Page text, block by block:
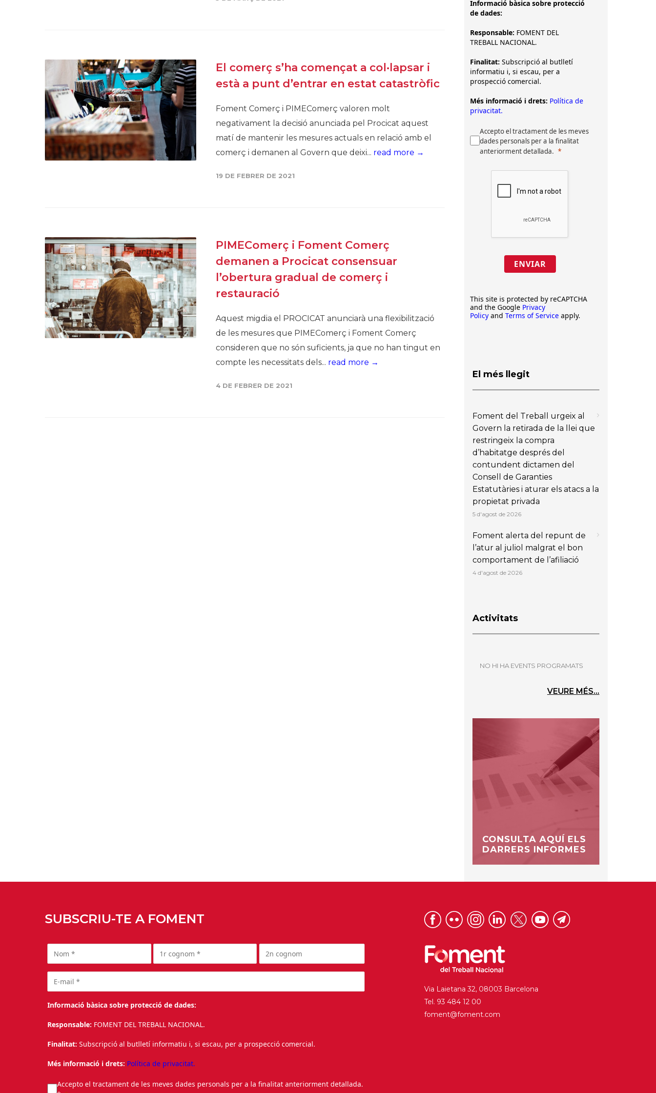
El comerç s’ha començat a col·lapsar i
està a punt d’entrar en estat catastròfic
Foment Comerç i PIMEComerç valoren molt
negativament la decisió anunciada pel Procicat aquest
matí de mantenir les mesures actuals en relació amb el
comerç i demanen al Govern que deixi... read more →
19 DE FEBRER DE 2021
PIMEComerç i Foment Comerç
demanen a Procicat consensuar
l’obertura gradual de comerç i
restauració
Aquest migdia el PROCICAT anunciarà una flexibilització
de les mesures que PIMEComerç i Foment Comerç
consideren que no són suficients, ja que no han tingut en
compte les necessitats dels... read more →
4 DE FEBRER DE 2021
Informació bàsica sobre protecció
de dades:
Responsable: FOMENT DEL
TREBALL NACIONAL.
Finalitat: Subscripció al butlletí
informatiu i, si escau, per a
prospecció comercial.
Més informació i drets: Política de
privacitat.
Accepto el tractament de les meves
dades personals per a la finalitat
anteriorment detallada.
ENVIAR
This site is protected by reCAPTCHA
and the Google Privacy
Policy and Terms of Service apply.
El més llegit
Foment del Treball urgeix al
Govern la retirada de la llei que
restringeix la compra
d’habitatge després del
contundent dictamen del
Consell de Garanties
Estatutàries i aturar els atacs a la
propietat privada
5 d'agost de 2026
Foment alerta del repunt de
l’atur al juliol malgrat el bon
comportament de l’afiliació
4 d'agost de 2026
Activitats
NO HI HA EVENTS PROGRAMATS
VEURE MÉS...
CONSULTA AQUÍ ELS
DARRERS INFORMES
SUBSCRIU-TE A FOMENT
Informació bàsica sobre protecció de dades:
Responsable: FOMENT DEL TREBALL NACIONAL.
Finalitat: Subscripció al butlletí informatiu i, si escau, per a prospecció comercial.
Més informació i drets: Política de privacitat.
Accepto el tractament de les meves dades personals per a la finalitat anteriorment detallada.
Via Laietana 32, 08003 Barcelona
Tel. 93 484 12 00
foment@foment.com